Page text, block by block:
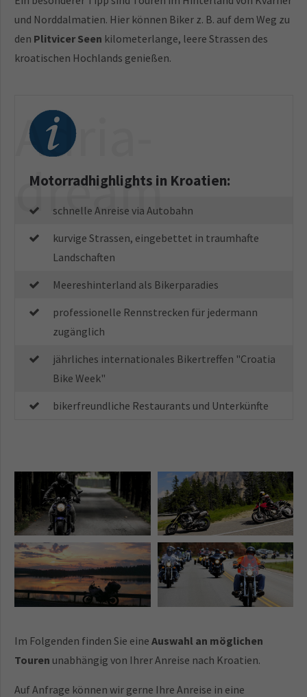
und Norddalmatien. Hier können Biker z. B. auf dem Weg zu
den Plitvicer Seen kilometerlange, leere Strassen des
kroatischen Hochlands genießen.
Motorradhighlights in Kroatien:
Adria-
dream
schnelle Anreise via Autobahn
kurvige Strassen, eingebettet in traumhafte
Landschaften
Meereshinterland als Bikerparadies
professionelle Rennstrecken für jedermann
zugänglich
jährliches internationales Bikertreffen "Croatia
Bike Week"
bikerfreundliche Restaurants und Unterkünfte
Motorradtouren durch
Kroatien | Alles möglich -
traditionelle Küstenstraße
bis hin zur Inseltouren
Motorradtouren durch
Kroatien | Bikeausflug zum
Nationalpark Plitvicer Seen
Motorradtouren durch
Kroatien | Tour durch das
Hinterland der Kvarner Bucht
Motorradtouren durch
Kroatien | Traumhafte
Nebenstrecken mit ganz
wenig Verkehr
Im Folgenden finden Sie eine Auswahl an möglichen
Touren unabhängig von Ihrer Anreise nach Kroatien.
Auf Anfrage können wir gerne Ihre Anreise in eine